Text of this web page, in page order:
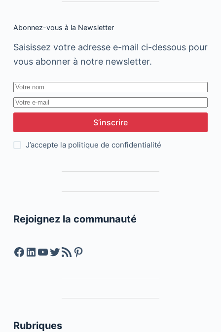
Abonnez-vous à la Newsletter
Saisissez votre adresse e-mail ci-dessous pour
vous abonner à notre newsletter.
S’inscrire
J’accepte la politique de confidentialité
Rejoignez la communauté
Facebook
LinkedIn
YouTube
Twitter
Feed RSSPinterest
Rubriques